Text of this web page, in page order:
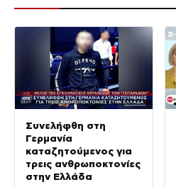
Συνελήφθη στη
Γερμανία
καταζητούμενος για
τρεις ανθρωποκτονίες
στην Ελλάδα